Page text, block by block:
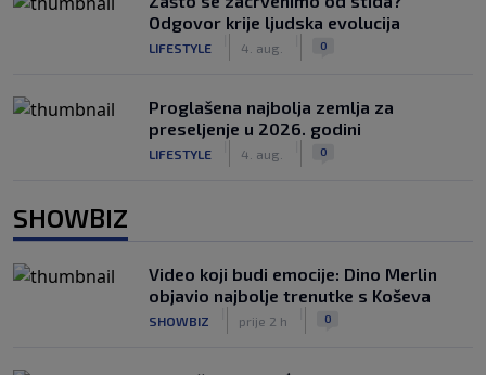
Odgovor krije ljudska evolucija
LIFESTYLE 4. aug. 0
Proglašena najbolja zemlja za
preseljenje u 2026. godini
LIFESTYLE 4. aug. 0
SHOWBIZ
Video koji budi emocije: Dino Merlin
objavio najbolje trenutke s Koševa
SHOWBIZ prije 2 h 0